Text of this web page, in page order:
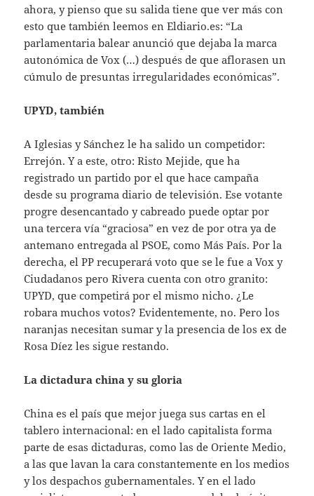
ahora, y pienso que su salida tiene que ver más con
esto que también leemos en Eldiario.es: “La
parlamentaria balear anunció que dejaba la marca
autonómica de Vox (…) después de que aflorasen un
cúmulo de presuntas irregularidades económicas”.
UPYD, también
A Iglesias y Sánchez le ha salido un competidor:
Errejón. Y a este, otro: Risto Mejide, que ha
registrado un partido por el que hace campaña
desde su programa diario de televisión. Ese votante
progre desencantado y cabreado puede optar por
una tercera vía “graciosa” en vez de por otra ya de
antemano entregada al PSOE, como Más País. Por la
derecha, el PP recuperará voto que se le fue a Vox y
Ciudadanos pero Rivera cuenta con otro granito:
UPYD, que competirá por el mismo nicho. ¿Le
robara muchos votos? Evidentemente, no. Pero los
naranjas necesitan sumar y la presencia de los ex de
Rosa Díez les sigue restando.
La dictadura china y su gloria
China es el país que mejor juega sus cartas en el
tablero internacional: en el lado capitalista forma
parte de esas dictaduras, como las de Oriente Medio,
a las que lavan la cara constantemente en los medios
y los despachos gubernamentales. Y en el lado